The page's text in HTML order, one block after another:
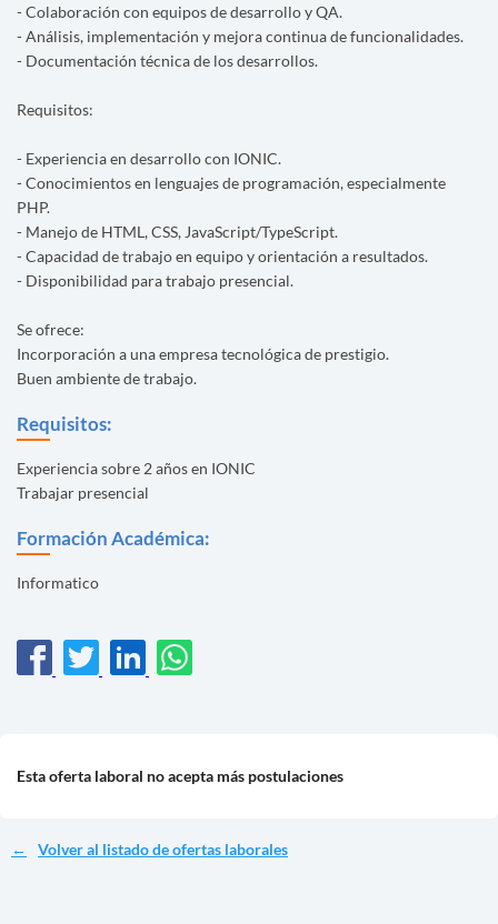
- Colaboración con equipos de desarrollo y QA.
- Análisis, implementación y mejora continua de funcionalidades.
- Documentación técnica de los desarrollos.
Requisitos:
- Experiencia en desarrollo con IONIC.
- Conocimientos en lenguajes de programación, especialmente
PHP.
- Manejo de HTML, CSS, JavaScript/TypeScript.
- Capacidad de trabajo en equipo y orientación a resultados.
- Disponibilidad para trabajo presencial.
Se ofrece:
Incorporación a una empresa tecnológica de prestigio.
Buen ambiente de trabajo.
Requisitos:
Experiencia sobre 2 años en IONIC
Trabajar presencial
Formación Académica:
Informatico
Esta oferta laboral no acepta más postulaciones
Volver al listado de ofertas laborales